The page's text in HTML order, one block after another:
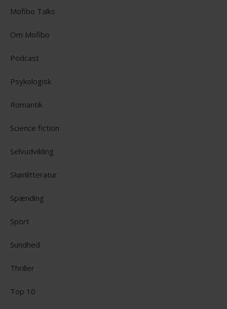
Mofibo Talks
Om Mofibo
Podcast
Psykologisk
Romantik
Science fiction
Selvudvikling
Skønlitteratur
Spænding
Sport
Sundhed
Thriller
Top 10